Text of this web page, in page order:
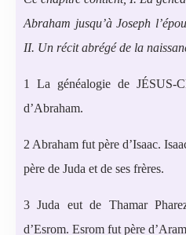
Abraham jusqu’à Joseph
II. Un récit abrégé de la
1 La généalogie de
d’Abraham.
2 Abraham fut père d’Isaac.
père de Juda et de ses frères.
3 Juda eut de Thamar
d’Esrom. Esrom fut père